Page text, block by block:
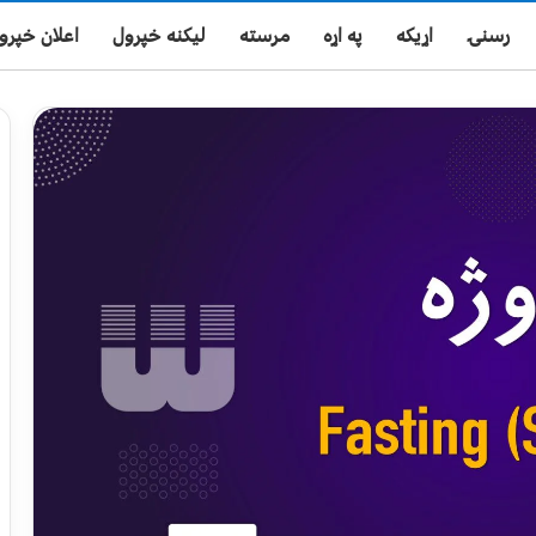
رسنۍ اړیکه په اړه مرسته لیکنه خپرول اعلان